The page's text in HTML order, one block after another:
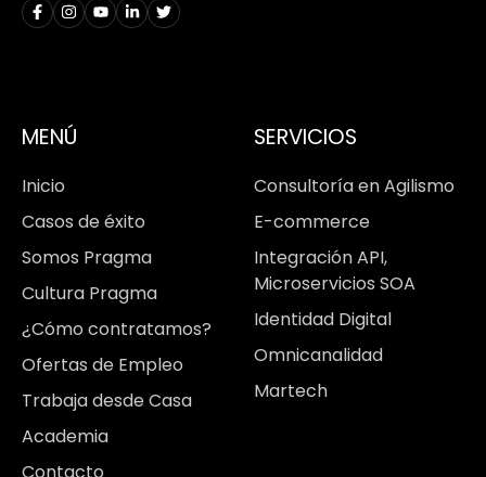
MENÚ
Inicio
Casos de éxito
Somos Pragma
Cultura Pragma
¿Cómo contratamos?
Ofertas de Empleo
Trabaja desde Casa
Academia
Contacto
SERVICIOS
Consultoría en Agilismo
E-commerce
Integración API,
Microservicios SOA
Identidad Digital
Omnicanalidad
Martech